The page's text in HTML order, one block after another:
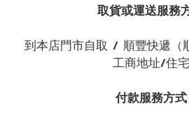
取貨或運送服務
到本店門市自取 / 順豐快遞（
工商地址/住宅
付款服務方式